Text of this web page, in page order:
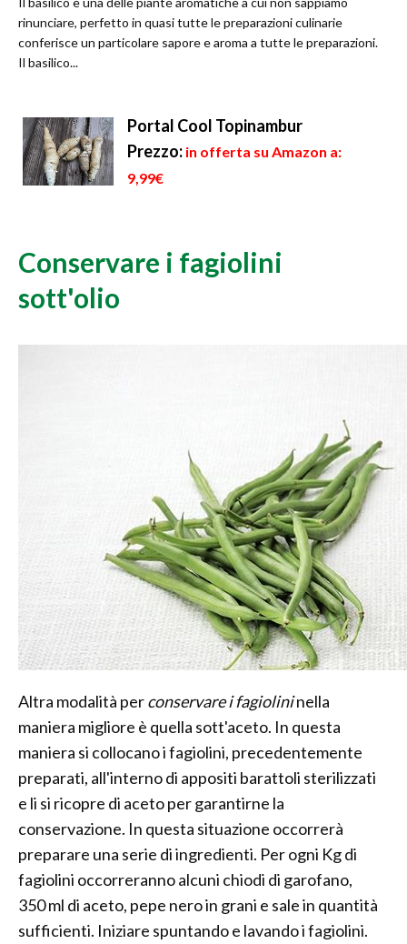
rinunciare, perfetto in quasi tutte le preparazioni culinarie
conferisce un particolare sapore e aroma a tutte le preparazioni.
Il basilico...
Portal Cool Topinambur
Prezzo: in offerta su Amazon a:
9,99€
Conservare i fagiolini
sott'olio
Altra modalità perconservare i fagiolininella
maniera migliore è quella sott'aceto. In questa
maniera si collocano i fagiolini, precedentemente
preparati, all'interno di appositi barattoli sterilizzati
e li si ricopre di aceto per garantirne la
conservazione. In questa situazione occorrerà
preparare una serie di ingredienti. Per ogni Kg di
fagiolini occorreranno alcuni chiodi di garofano,
350 ml di aceto, pepe nero in grani e sale in quantità
sufficienti. Iniziare spuntando e lavando i fagiolini.